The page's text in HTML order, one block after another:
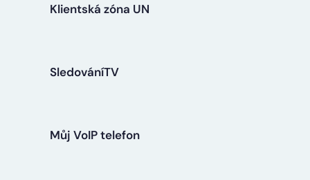
Klientská zóna UN
SledováníTV
Můj VoIP telefon